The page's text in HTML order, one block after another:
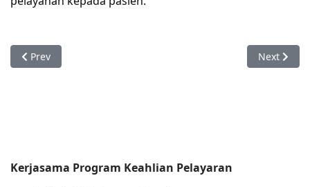
Previous article: SMK Mitra Sehat Mandiri Sidoarjo:
Prev Next
Next
Kerjasama Program Keahlian Pelayaran